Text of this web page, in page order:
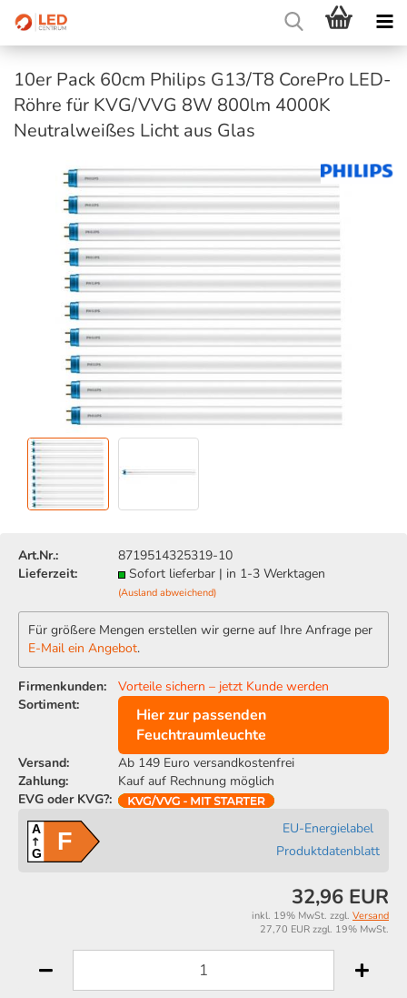
10er Pack 60cm Philips G13/T8 CorePro LED-
Röhre für KVG/VVG 8W 800lm 4000K
Neutralweißes Licht aus Glas
Art.Nr.:
8719514325319-10
Lieferzeit:
Sofort lieferbar | in 1-3 Werktagen
(Ausland abweichend)
Für größere Mengen erstellen wir gerne auf Ihre Anfrage per
E-Mail ein Angebot.
Firmenkunden:
Vorteile sichern – jetzt Kunde werden
Sortiment:
Hier zur passenden
Feuchtraumleuchte
Versand:
Ab 149 Euro versandkostenfrei
Zahlung:
Kauf auf Rechnung möglich
EVG oder KVG?:
A
GF
EU-Energielabel
Produktdatenblatt
32,96 EUR
inkl. 19% MwSt. zzgl. Versand
27,70 EUR zzgl. 19% MwSt.